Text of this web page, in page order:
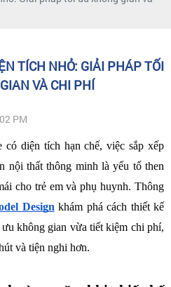
TÍCH NHỎ: GIẢI PHÁP TỐI
VÀ CHI PHÍ
PM
diện tích hạn chế, việc sắp xếp
nội thất thông minh là yếu tố then
cho trẻ em và phụ huynh. Thông
Design khám phá cách thiết kế
không gian vừa tiết kiệm chi phí,
và tiện nghi hơn.